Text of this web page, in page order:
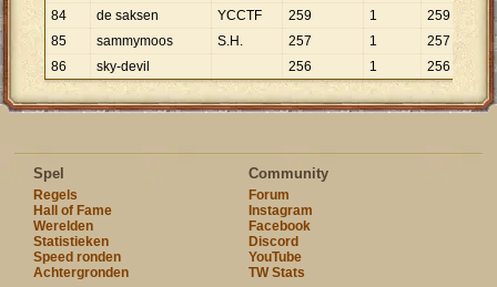
84
de saksen YCCTF 259 1
259
85
sammymoos S.H. 257 1
257
86
sky-devil 256 1 256
Spel
Regels
Hall of Fame
Werelden
Statistieken
Speed ronden
Achtergronden
Community
Forum
Instagram
Facebook
Discord
YouTube
TW Stats